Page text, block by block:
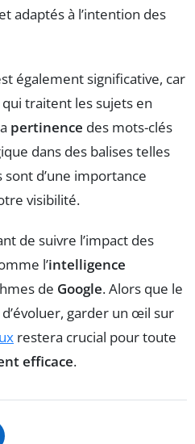
adaptés à l’intention des
également significative, car
traitent les sujets en
pertinence des mots-clés
dans des balises telles
d’une importance
visibilité.
de suivre l’impact des
l’intelligence
de Google. Alors que le
garder un œil sur
restera crucial pour toute
efficace.